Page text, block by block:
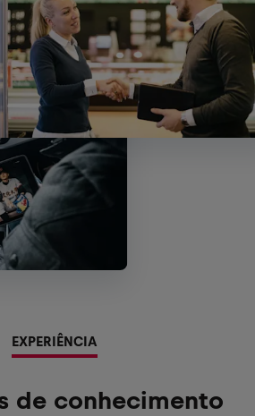
EXPERIÊNCIA
de conhecimento